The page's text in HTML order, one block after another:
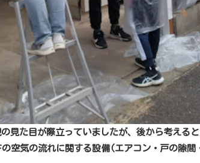
見た目が際立っていましたが、後から考える
空気の流れに関する設備(エアコン・戸の隙